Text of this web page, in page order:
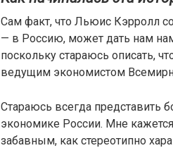
Сам факт, что Льюис Кэрролл
— в Россию, может дать нам
поскольку стараюсь описать,
ведущим экономистом
Стараюсь всегда представить
экономике России. Мне
забавным, как стереотипно